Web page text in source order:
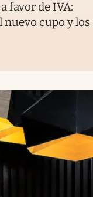
favor de IVA:
nuevo cupo y los